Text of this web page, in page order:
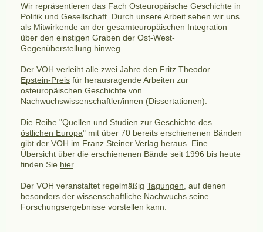
Wir repräsentieren das Fach Osteuropäische Geschichte in
Politik und Gesellschaft. Durch unsere Arbeit sehen wir uns
als Mitwirkende an der gesamteuropäischen Integration
über den einstigen Graben der Ost-West-
Gegenüberstellung hinweg.
Der VOH verleiht alle zwei Jahre den Fritz Theodor
Epstein-Preis für herausragende Arbeiten zur
osteuropäischen Geschichte von
Nachwuchswissenschaftler/innen (Dissertationen).
Die Reihe "Quellen und Studien zur Geschichte des
östlichen Europa" mit über 70 bereits erschienenen Bänden
gibt der VOH im Franz Steiner Verlag heraus. Eine
Übersicht über die erschienenen Bände seit 1996 bis heute
finden Sie hier.
Der VOH veranstaltet regelmäßig Tagungen , auf denen
besonders der wissenschaftliche Nachwuchs seine
Forschungsergebnisse vorstellen kann.